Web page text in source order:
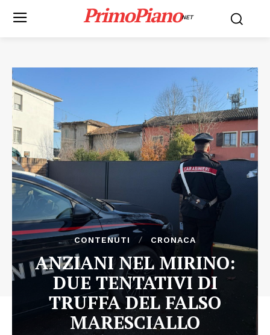
PrimoPianoNET
CONTENUTI CRONACA
ANZIANI NEL MIRINO:
DUE TENTATIVI DI
TRUFFA DEL FALSO
MARESCIALLO